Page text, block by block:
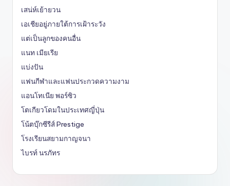
เสน่ห์เย้ายวน
เอเชียอยู่ภายใต้การเฝ้าระวัง
แต่เป็นลูกของคนอื่น
แนท เมียเรีย
แบ่งปัน
แฟนกีฬาและแฟนประกวดความงาม
แอนโทเนีย พอร์ซิว
โตเกียวโดมในประเทศญี่ปุ่น
โน้ตบุ๊กซีรีส์ Prestige
โรงเรียนสยามกาญจนา
ไบรท์ นรภัทร